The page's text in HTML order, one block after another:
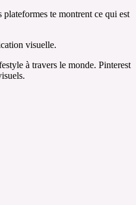
plateformes te montrent ce qui est
visuelle.
à travers le monde. Pinterest